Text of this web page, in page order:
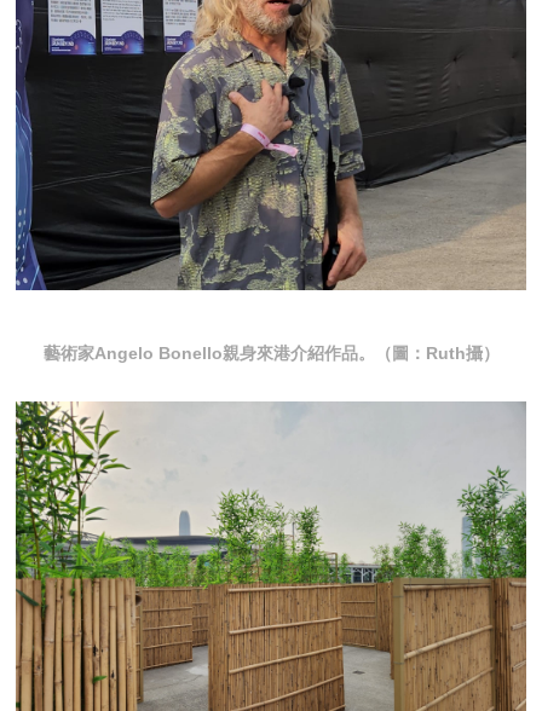
藝術家Angelo Bonello親身來港介紹作品。（圖：Ruth攝）